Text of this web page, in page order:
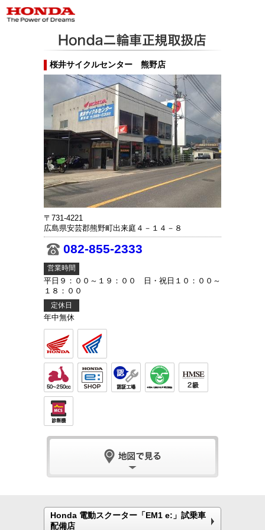
桜井サイクルセンター 熊野店
〒731-4221
広島県安芸郡熊野町出来庭４－１４－８
082-855-2333
営業時間
平日９：００～１９：００ 日・祝日１０：００～
１８：００
定休日
年中無休
Honda 電動スクーター「EM1 e:」試乗車
配備店